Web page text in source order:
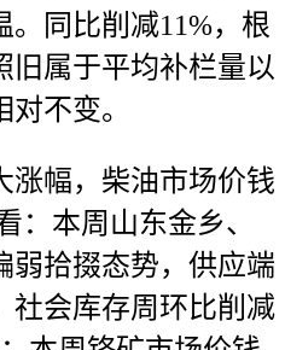
。同比削减11%，根
旧属于平均补栏量以
不变。
幅，柴油市场价钱
：本周山东金乡、
弱拾掇态势，供应端
社会库存周环比削减